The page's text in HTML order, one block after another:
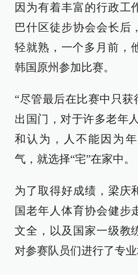
因为有着丰富的行政工
巴什区徒步协会会长后
轻就熟，一个多月前，
韩国原州参加比赛。
“尽管最后在比赛中只
出国门，对于许多老年
和认为，人不能因为
气，就选择“宅”在家中。
为了取得好成绩，梁庆
国老年人体育协会健步
文全，以及国家一级教
对参赛队员们进行了专业